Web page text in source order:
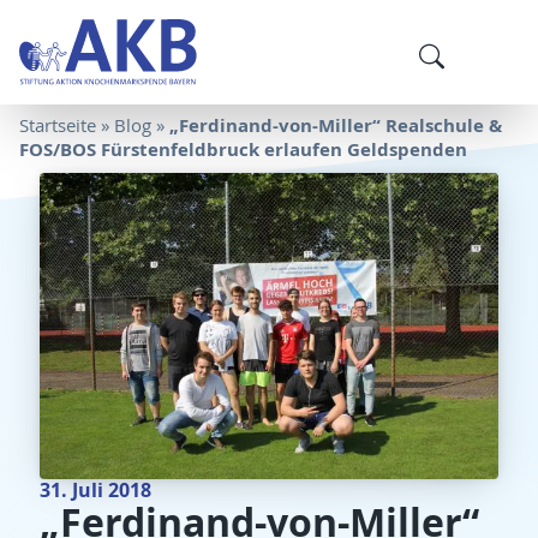
Startseite » Blog » „Ferdinand-von-Miller“ Realschule &
FOS/BOS Fürstenfeldbruck erlaufen Geldspenden
31. Juli 2018
„Ferdinand-von-Miller“